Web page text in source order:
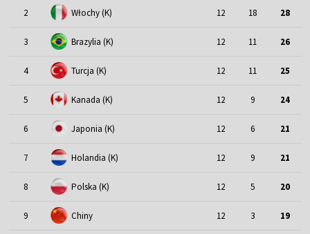
2 Włochy (K) 12 18 28
3 Brazylia (K) 12 11 26
4 Turcja (K) 12 11 25
5 Kanada (K) 12 9 24
6 Japonia (K) 12 6 21
7 Holandia (K) 12 9 21
8 Polska (K) 12 5 20
9 Chiny 12 3 19